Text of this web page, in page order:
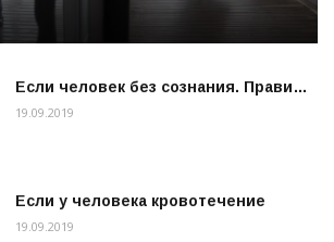
Если человек без сознания. Прави…
19.09.2019
Если у человека кровотечение
19.09.2019